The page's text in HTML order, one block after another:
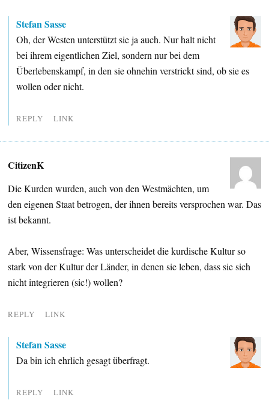
Stefan Sasse
Oh, der Westen unterstützt sie ja auch. Nur halt nicht
bei ihrem eigentlichen Ziel, sondern nur bei dem
Überlebenskampf, in den sie ohnehin verstrickt sind, ob sie es
wollen oder nicht.
REPLY LINK
CitizenK
Die Kurden wurden, auch von den Westmächten, um
den eigenen Staat betrogen, der ihnen bereits versprochen war. Das
ist bekannt.
Aber, Wissensfrage: Was unterscheidet die kurdische Kultur so
stark von der Kultur der Länder, in denen sie leben, dass sie sich
nicht integrieren (sic!) wollen?
REPLY LINK
Stefan Sasse
Da bin ich ehrlich gesagt überfragt.
REPLY LINK